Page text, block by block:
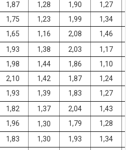
1,87 1,28 1,90 1,27
1,75 1,23 1,99 1,34
1,65 1,16 2,08 1,46
1,93 1,38 2,03 1,17
1,98 1,44 1,86 1,10
2,10 1,42 1,87 1,24
1,93 1,39 1,83 1,27
1,82 1,37 2,04 1,43
1,96 1,30 1,79 1,28
1,83 1,30 1,93 1,34